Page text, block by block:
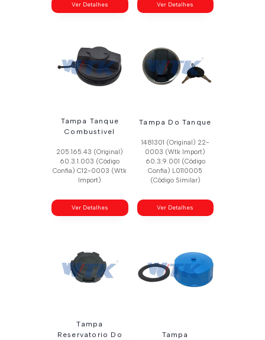
Ver Detalhes Ver Detalhes
Tampa Tanque
Combustivel
205.165.43 (Original)
60.3.1.003 (Código
Confia) C12-0003 (Wtk
Import)
Ver Detalhes
Tampa Do Tanque
1481301 (Original) 22-
0003 (Wtk Import)
60.3.9.001 (Código
Confia) L0110005
(Código Similar)
Ver Detalhes
Tampa
Reservatorio Do
Tampa